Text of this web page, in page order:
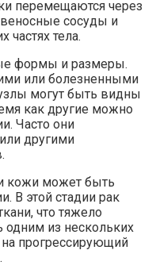
перемещаются через
сосуды и
частях тела.
формы и размеры.
или болезненными
могут быть видны
как другие можно
Часто они
другими
кожи может быть
В этой стадии рак
что тяжело
одним из нескольких
прогрессирующий